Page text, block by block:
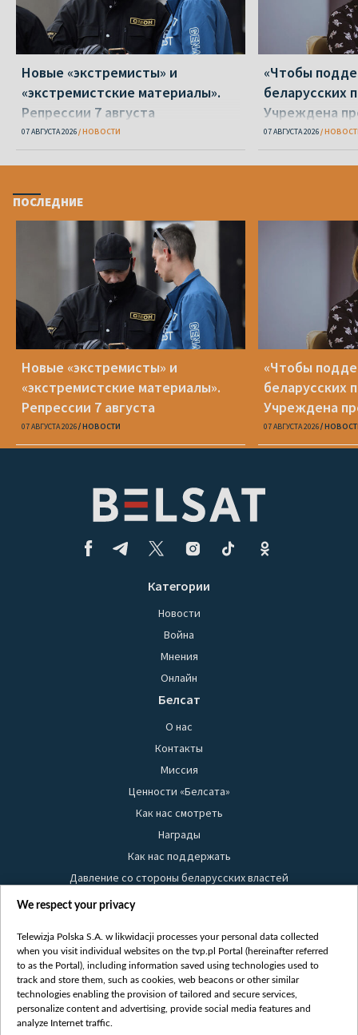
Новые «экстремисты» и
«экстремистские материалы».
Репрессии 7 августа
07 АВГУСТА 2026 НОВОСТИ
«Чтобы
беларусских
Учреждена
Вежновец
07 АВГУСТА 2026
ПОСЛЕДНИЕ
Новые «экстремисты» и
«экстремистские материалы».
Репрессии 7 августа
07 АВГУСТА 2026 НОВОСТИ
«Чтобы
беларусских
Учреждена
Вежновец
07 АВГУСТА 2026
Категории
Новости
Война
Мнения
Онлайн
Белсат
О нас
Контакты
Миссия
Ценности «Белсата»
Как нас смотреть
Награды
Как нас поддержать
Давление со стороны беларусских властей
Правила использования материалов
Безопасность
Youtube
Белсат news
Белсат Life
We respect your privacy
Telewizja Polska S.A. w likwidacji processes your personal data collected
when you visit individual websites on the tvp.pl Portal (hereinafter referred
to as the Portal), including information saved using technologies used to
track and store them, such as cookies, web beacons or other similar
technologies enabling the provision of tailored and secure services,
personalize content and advertising, provide social media features and
analyze Internet traffic.